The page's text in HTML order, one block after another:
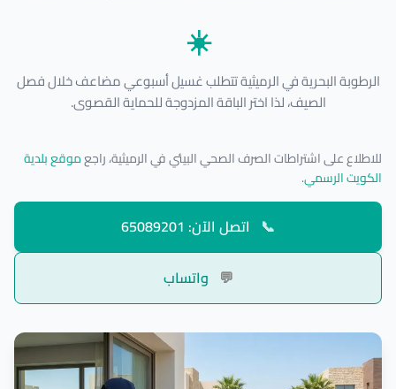
☀️
الرطوبة البحرية في الرميثية تتطلب غسيل أسبوعي مضاعف خلال فصل
الصيف، لذا اختر الباقة المزدوجة للحماية القصوى.
للاطلاع على اشتراطات الصرف الصحي البيئي في الرميثية، راجعموقع بلدية
الكويت الرسمي.
📞 اتصل الآن: 65089201
💬 واتساب